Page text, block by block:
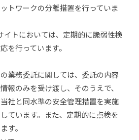
トワークの分離措置を行っていま
イトにおいては、定期的に脆弱性検
を行っています。
業務委託に関しては、委託の内容
報のみを受け渡し、そのうえで、
社と同水準の安全管理措置を実施
ています。また、定期的に点検を
す。